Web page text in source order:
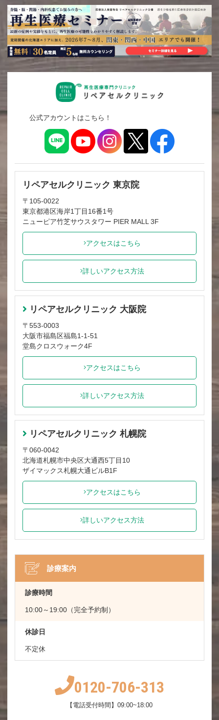
公式アカウントはこちら！
リペアセルクリニック 東京院
〒105-0022
東京都港区海岸1丁目16番1号
ニューピア竹芝サウスタワー PIER MALL 3F
アクセスはこちら
詳しいアクセス方法
リペアセルクリニック 大阪院
〒553-0003
大阪市福島区福島1-1-51
堂島クロスウォーク4F
アクセスはこちら
詳しいアクセス方法
リペアセルクリニック 札幌院
〒060-0042
北海道札幌市中央区大通西5丁目10
ザイマックス札幌大通ビルB1F
アクセスはこちら
詳しいアクセス方法
診療案内
診療時間
10:00～19:00（完全予約制）
休診日
不定休
0120-706-313
【電話受付時間】09:00~18:00